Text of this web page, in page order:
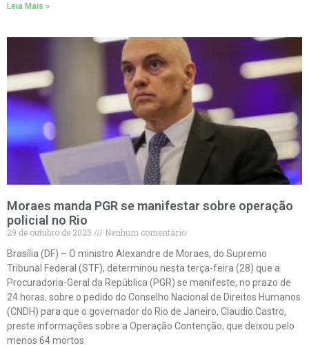
Leia Mais »
Moraes manda PGR se manifestar sobre operação
policial no Rio
29 de outubro de 2025
Nenhum comentário
Brasília (DF) – O ministro Alexandre de Moraes, do Supremo
Tribunal Federal (STF), determinou nesta terça-feira (28) que a
Procuradoria-Geral da República (PGR) se manifeste, no prazo de
24 horas, sobre o pedido do Conselho Nacional de Direitos Humanos
(CNDH) para que o governador do Rio de Janeiro, Claudio Castro,
preste informações sobre a Operação Contenção, que deixou pelo
menos 64 mortos.